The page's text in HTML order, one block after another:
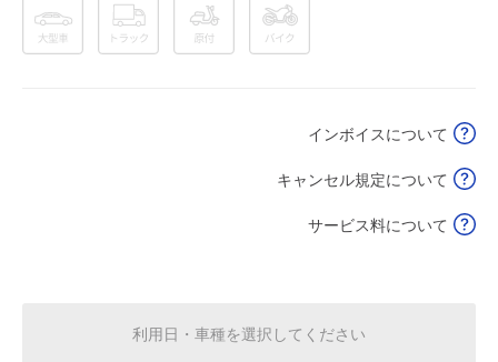
インボイスについて
キャンセル規定について
サービス料について
利用日・車種を選択してください